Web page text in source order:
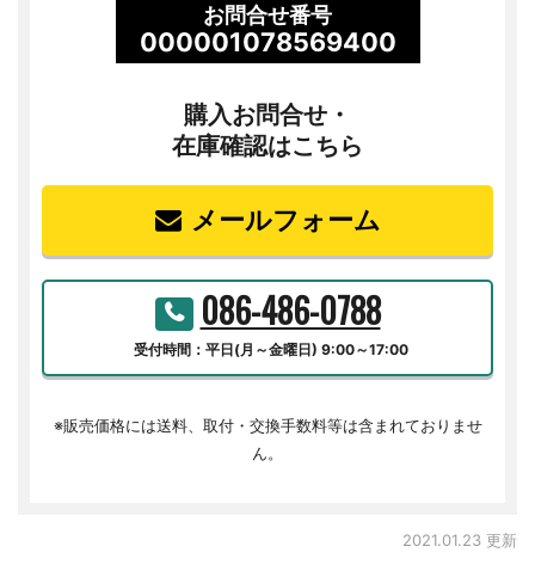
お問合せ番号
000001078569400
購入お問合せ・
在庫確認はこちら
メールフォーム
086-486-0788
受付時間：平日(月～金曜日) 9:00～17:00
※販売価格には送料、取付・交換手数料等は含まれておりませ
ん。
2021.01.23 更新